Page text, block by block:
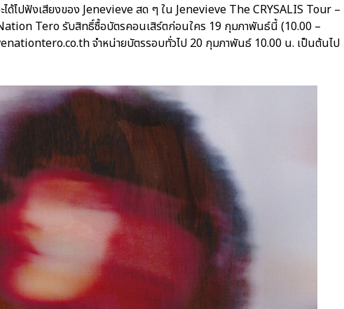
ด้ไปฟังเสียงของ Jenevieve สด ๆ ใน Jenevieve The CRYSALIS Tour –
Tero รับสิทธิ์ซื้อบัตรคอนเสิร์ตก่อนใคร 19 กุมภาพันธ์นี้ (10.00 –
จำหน่ายบัตรรอบทั่วไป 20 กุมภาพันธ์ 10.00 น. เป็นต้นไป